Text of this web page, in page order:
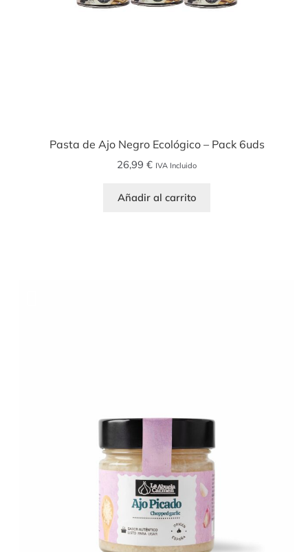
Pasta de Ajo Negro Ecológico – Pack 6uds
26,99 € IVA Incluido
Añadir al carrito